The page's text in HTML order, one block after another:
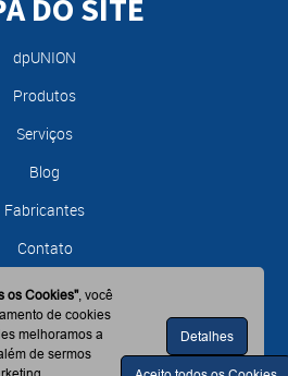
DO SITE
dpUNION
Produtos
Serviços
Blog
Fabricantes
Contato
os Cookies", você
de cookies
melhoramos a
de sermos
Detalhes